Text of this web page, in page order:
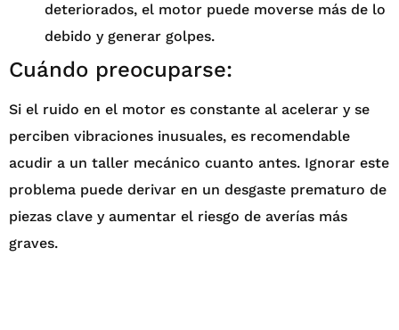
deteriorados, el motor puede moverse más de lo
debido y generar golpes.
Cuándo preocuparse:
Si el ruido en el motor es constante al acelerar y se
perciben vibraciones inusuales, es recomendable
acudir a un taller mecánico cuanto antes. Ignorar este
problema puede derivar en un desgaste prematuro de
piezas clave y aumentar el riesgo de averías más
graves.